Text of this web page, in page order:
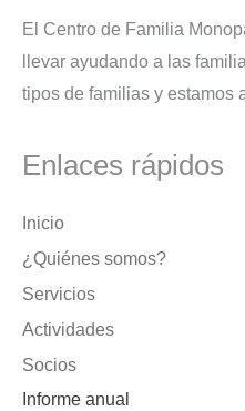
El Centro de Familia
llevar ayudando a las
tipos de familias y estamos
Enlaces rápidos
Inicio
¿Quiénes somos?
Servicios
Actividades
Socios
Informe anual